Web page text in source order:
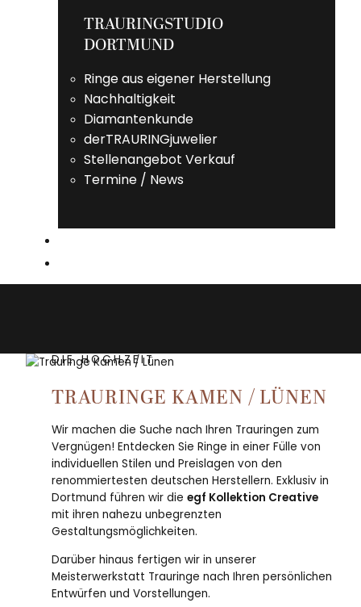
TRAURINGSTUDIO
DORTMUND
Ringe aus eigener Herstellung
Nachhaltigkeit
Diamantenkunde
derTRAURINGjuwelier
Stellenangebot Verkauf
Termine / News
DIE HOCHZEIT
TRAURINGE KAMEN / LÜNEN
Wir machen die Suche nach Ihren Trauringen zum
Vergnügen! Entdecken Sie Ringe in einer Fülle von
individuellen Stilen und Preislagen von den
renommiertesten deutschen Herstellern. Exklusiv in
Dortmund führen wir die egf Kollektion Creative
mit ihren nahezu unbegrenzten
Gestaltungsmöglichkeiten.
Darüber hinaus fertigen wir in unserer
Meisterwerkstatt Trauringe nach Ihren persönlichen
Entwürfen und Vorstellungen.